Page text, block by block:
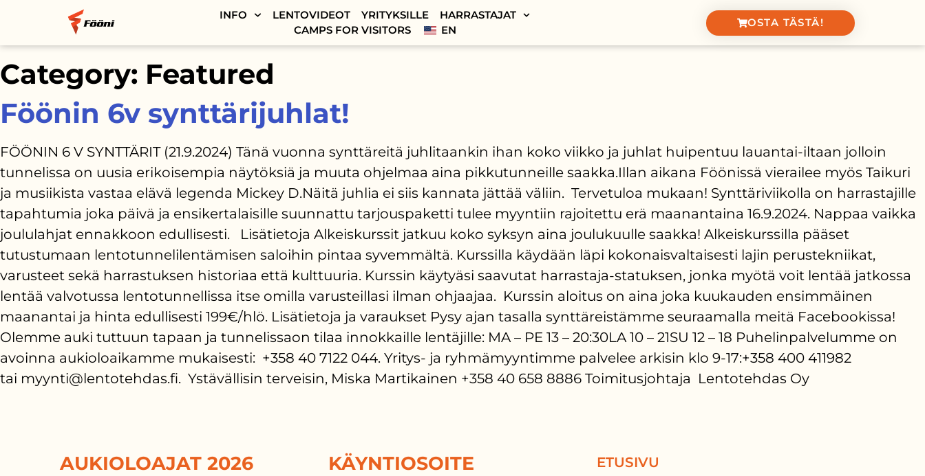
INFO LENTOVIDEOT YRITYKSILLE
HARRASTAJAT
CAMPS FOR VISITORS
EN
OSTA TÄSTÄ!
Category: Featured
Föönin 6v synttärijuhlat!
FÖÖNIN 6 V SYNTTÄRIT (21.9.2024) Tänä vuonna synttäreitä juhlitaankin ihan koko viikko ja juhlat huipentuu lauantai-iltaan jolloin
tunnelissa on uusia erikoisempia näytöksiä ja muuta ohjelmaa aina pikkutunneille saakka.Illan aikana Föönissä vierailee myös Taikuri
ja musiikista vastaa elävä legenda Mickey D.Näitä juhlia ei siis kannata jättää väliin. Tervetuloa mukaan! Synttäriviikolla on harrastajille
tapahtumia joka päivä ja ensikertalaisille suunnattu tarjouspaketti tulee myyntiin rajoitettu erä maanantaina 16.9.2024. Nappaa vaikka
joululahjat ennakkoon edullisesti. Lisätietoja Alkeiskurssit jatkuu koko syksyn aina joulukuulle saakka! Alkeiskurssilla pääset
tutustumaan lentotunnelilentämisen saloihin pintaa syvemmältä. Kurssilla käydään läpi kokonaisvaltaisesti lajin perustekniikat,
varusteet sekä harrastuksen historiaa että kulttuuria. Kurssin käytyäsi saavutat harrastaja-statuksen, jonka myötä voit lentää jatkossa
lentää valvotussa lentotunnellissa itse omilla varusteillasi ilman ohjaajaa. Kurssin aloitus on aina joka kuukauden ensimmäinen
maanantai ja hinta edullisesti 199€/hlö. Lisätietoja ja varaukset Pysy ajan tasalla synttäreistämme seuraamalla meitä Facebookissa!
Olemme auki tuttuun tapaan ja tunnelissaon tilaa innokkaille lentäjille: MA – PE 13 – 20:30LA 10 – 21SU 12 – 18 Puhelinpalvelumme on
avoinna aukioloaikamme mukaisesti: +358 40 7122 044. Yritys- ja ryhmämyyntimme palvelee arkisin klo 9-17:+358 400 411982
tai myynti@lentotehdas.fi. Ystävällisin terveisin, Miska Martikainen +358 40 658 8886 Toimitusjohtaja Lentotehdas Oy
AUKIOLOAJAT 2026 KÄYNTIOSOITE
ETUSIVU